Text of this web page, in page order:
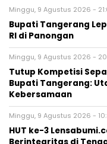
Minggu, 9 Agustus 2026 -
Bupati Tangerang
RI di Panongan
Minggu, 9 Agustus 2026 -
Tutup Kompetisi
Bupati Tangerang:
Kebersamaan
Minggu, 9 Agustus 2026 -
HUT ke-3